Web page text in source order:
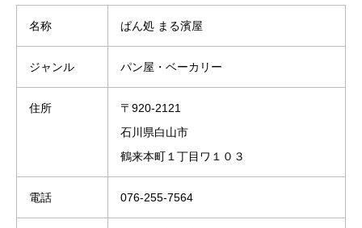
名称 ぱん処 まる濱屋
ジャンル パン屋・ベーカリー
住所
〒920-2121
石川県白山市
鶴来本町１丁目ワ１０３
電話 076-255-7564